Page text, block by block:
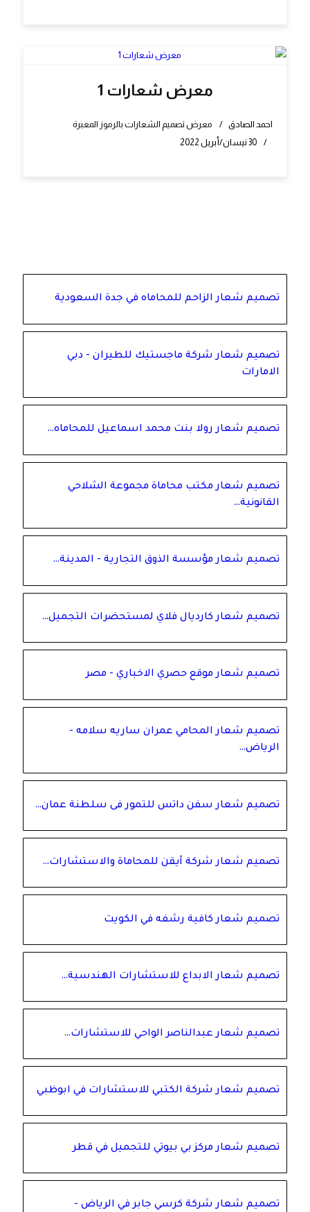
معرض شعارات 1
احمد الصادق
معرض تصميم الشعارات بالرموز المعبرة
30 نيسان/أبريل 2022
تصميم شعار الزاحم للمحاماه في جدة السعودية
تصميم شعار شركة ماجستيك للطيران - دبي
الامارات
تصميم شعار رولا بنت محمد اسماعيل للمحاماه…
تصميم شعار مكتب محاماة مجموعة الشلاحي
القانونية…
تصميم شعار مؤسسة الذوق التجارية - المدينة…
تصميم شعار كارديال فلاي لمستحضرات التجميل…
تصميم شعار موقع حصري الاخباري - مصر
تصميم شعار المحامي عمران ساريه سلامه -
الرياض…
تصميم شعار سفن داتس للتمور فى سلطنة عمان…
تصميم شعار شركة أيقن للمحاماة والاستشارات…
تصميم شعار كافية رشفه في الكويت
تصميم شعار الابداع للاستشارات الهندسية…
تصميم شعار عبدالناصر الواحي للاستشارات…
تصميم شعار شركة الكتبي للاستشارات في ابوظبي
تصميم شعار مركز بي بيوتي للتجميل في قطر
تصميم شعار شركة كرسي جابر في الرياض -